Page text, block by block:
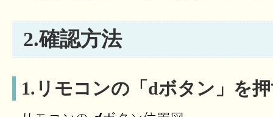
2.確認方法
1.リモコンの「dボタン」を